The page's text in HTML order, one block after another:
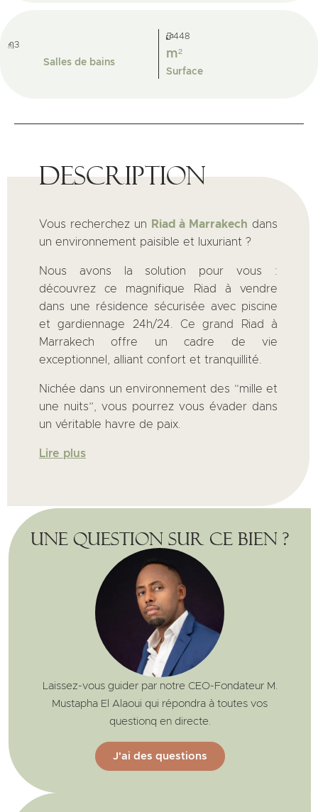
3
Salles de bains
m²
448
Surface
Description
Vous recherchez un Riad à Marrakech dans
un environnement paisible et luxuriant ?
Nous avons la solution pour vous :
découvrez ce magnifique Riad à vendre
dans une résidence sécurisée avec piscine
et gardiennage 24h/24. Ce grand Riad à
Marrakech offre un cadre de vie
exceptionnel, alliant confort et tranquillité.
Nichée dans un environnement des “mille et
une nuits”, vous pourrez vous évader dans
un véritable havre de paix.
Lire plus
Une question sur ce bien ?
Laissez-vous guider par notre CEO-Fondateur M.
Mustapha El Alaoui qui répondra à toutes vos
questionq en directe.
J'ai des questions